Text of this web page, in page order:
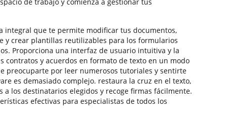
integral que te permite modificar tus documentos,
y crear plantillas reutilizables para los formularios
Proporciona una interfaz de usuario intuitiva y la
contratos y acuerdos en formato de texto en un modo
preocuparte por leer numerosos tutoriales y sentirte
es demasiado complejo. restaura la cruz en el texto,
a los destinatarios elegidos y recoge firmas fácilmente.
efectivas para especialistas de todos los